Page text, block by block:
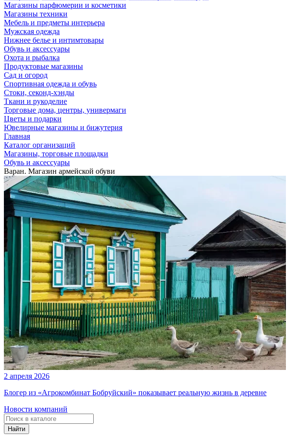
Магазины парфюмерии и косметики
Магазины техники
Мебель и предметы интерьера
Мужская одежда
Нижнее белье и интимтовары
Обувь и аксессуары
Охота и рыбалка
Продуктовые магазины
Сад и огород
Спортивная одежда и обувь
Стоки, секонд-хэнды
Ткани и рукоделие
Торговые дома, центры, универмаги
Цветы и подарки
Ювелирные магазины и бижутерия
Главная
Каталог организаций
Магазины, торговые площадки
Обувь и аксессуары
Варан. Магазин армейской обуви
2 апреля 2026
Блогер из «Агрокомбинат Бобруйский» показывает реальную жизнь в деревне
Новости компаний
Найти